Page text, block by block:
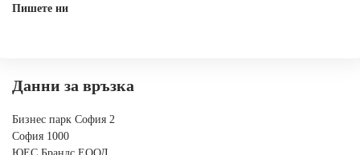
Пишете ни
Данни за връзка
Бизнес парк София 2
София 1000